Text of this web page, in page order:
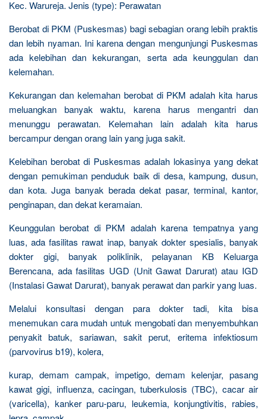
Kec. Warureja. Jenis (type): Perawatan
Berobat di PKM (Puskesmas) bagi sebagian orang lebih praktis
dan lebih nyaman. Ini karena dengan mengunjungi Puskesmas
ada kelebihan dan kekurangan, serta ada keunggulan dan
kelemahan.
Kekurangan dan kelemahan berobat di PKM adalah kita harus
meluangkan banyak waktu, karena harus mengantri dan
menunggu perawatan. Kelemahan lain adalah kita harus
bercampur dengan orang lain yang juga sakit.
Kelebihan berobat di Puskesmas adalah lokasinya yang dekat
dengan pemukiman penduduk baik di desa, kampung, dusun,
dan kota. Juga banyak berada dekat pasar, terminal, kantor,
penginapan, dan dekat keramaian.
Keunggulan berobat di PKM adalah karena tempatnya yang
luas, ada fasilitas rawat inap, banyak dokter spesialis, banyak
dokter gigi, banyak poliklinik, pelayanan KB Keluarga
Berencana, ada fasilitas UGD (Unit Gawat Darurat) atau IGD
(Instalasi Gawat Darurat), banyak perawat dan parkir yang luas.
Melalui konsultasi dengan para dokter tadi, kita bisa
menemukan cara mudah untuk mengobati dan menyembuhkan
penyakit batuk, sariawan, sakit perut, eritema infektiosum
(parvovirus b19), kolera,
kurap, demam campak, impetigo, demam kelenjar, pasang
kawat gigi, influenza, cacingan, tuberkulosis (TBC), cacar air
(varicella), kanker paru-paru, leukemia, konjungtivitis, rabies,